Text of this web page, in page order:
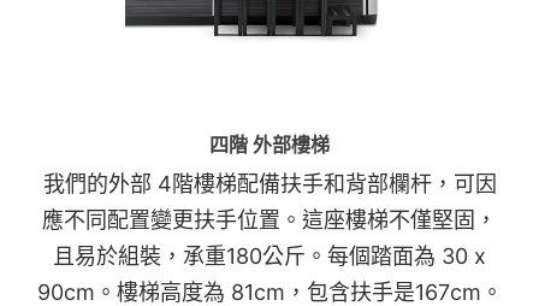
四階 外部樓梯
我們的外部 4階樓梯配備扶手和背部欄杆，可因
應不同配置變更扶手位置。這座樓梯不僅堅固，
且易於組裝，承重180公斤。每個踏面為 30 x
90cm。樓梯高度為 81cm，包含扶手是167cm。